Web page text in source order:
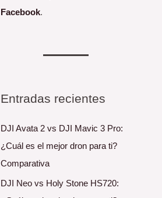
Facebook.
Entradas recientes
DJI Avata 2 vs DJI Mavic 3 Pro:
¿Cuál es el mejor dron para ti?
Comparativa
DJI Neo vs Holy Stone HS720: